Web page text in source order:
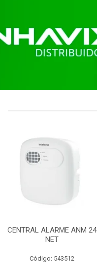
CENTRAL ALARME ANM 24
NET
Código: 543512